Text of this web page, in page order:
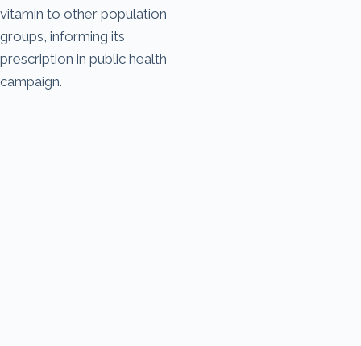
vitamin to other population
groups, informing its
prescription in public health
campaign.